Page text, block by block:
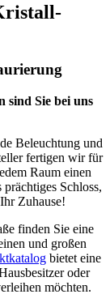
sind Sie bei uns
Beleuchtung und
fertigen wir für
Raum einen
Schloss,
Zuhause!
finden Sie eine
und großen
bietet eine
oder
möchten.